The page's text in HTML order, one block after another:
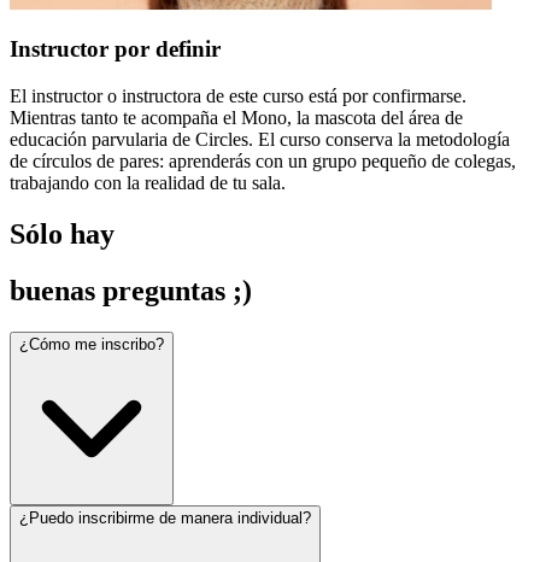
Instructor por definir
El instructor o instructora de este curso está por confirmarse.
Mientras tanto te acompaña el Mono, la mascota del área de
educación parvularia de Circles. El curso conserva la metodología
de círculos de pares: aprenderás con un grupo pequeño de colegas,
trabajando con la realidad de tu sala.
Sólo hay
buenas preguntas ;)
¿Cómo me inscribo?
¿Puedo inscribirme de manera individual?